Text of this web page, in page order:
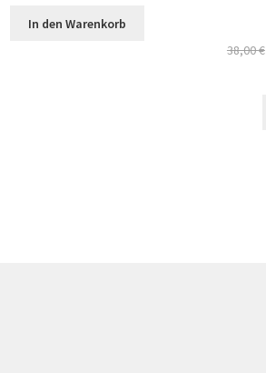
In den Warenkorb
38,00€